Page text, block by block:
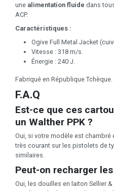
une alimentation fluide dans
ACP.
Caractéristiques :
Ogive Full Metal Jacket
Vitesse : 318 m/s.
Énergie : 240 J.
Fabriqué en République Tchèque.
F.A.Q
Est-ce que ces
un Walther PPK ?
Oui, si votre modèle est chambré
très courant sur les pistolets de
similaires.
Peut-on recharger
Oui, les douilles en laiton Sellier